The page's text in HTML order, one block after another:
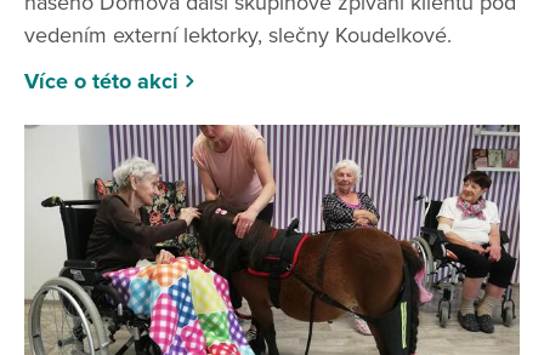
vedením externí lektorky, slečny Koudelkové.
Více o této akci